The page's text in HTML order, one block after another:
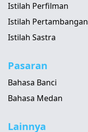
Istilah Perfilman
Istilah Pertambangan
Istilah Sastra
Pasaran
Bahasa Banci
Bahasa Medan
Lainnya